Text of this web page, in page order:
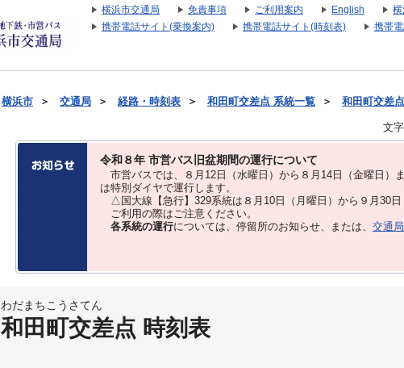
横浜市交通局 免責事項 ご利用案内 English
携帯電話サイト(乗換案内)
携帯電話サイト(時刻表) 携帯
横浜市 ＞ 交通局 ＞ 経路・時刻表 ＞ 和田町交差点 系統一覧 ＞ 和田町交差
文
令和８年 市営バス旧盆期間の運行について
市営バスでは、８⽉12⽇（水曜日）から８⽉14⽇（金曜日）
は特別ダイヤで運⾏します。
△国大線【急行】329系統は８月10日（月曜日）から９月30日
ご利用の際はご注意ください。
各系統の運行については、停留所のお知らせ、または、 交通
わだまちこうさてん
和田町交差点 時刻表